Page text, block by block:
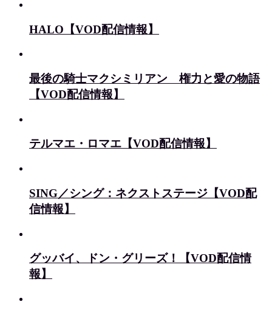
HALO【VOD配信情報】
最後の騎士マクシミリアン 権力と愛の物語
【VOD配信情報】
テルマエ・ロマエ【VOD配信情報】
SING／シング：ネクストステージ【VOD配
信情報】
グッバイ、ドン・グリーズ！【VOD配信情
報】